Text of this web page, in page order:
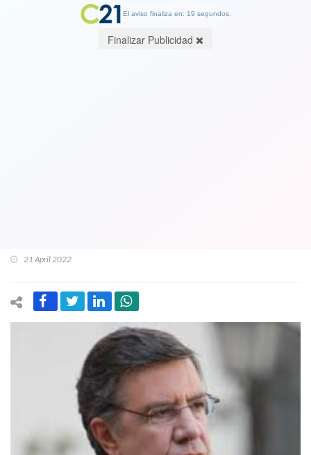
21 April 2022
El aviso finaliza en: 19 segundos.
Finalizar Publicidad